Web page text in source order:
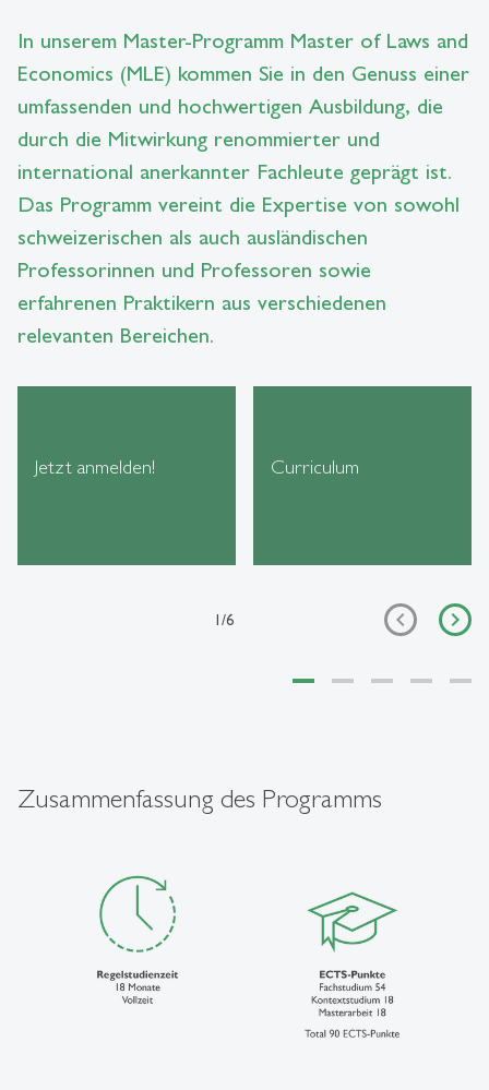
In unserem Master-Programm Master of Laws and
Economics (MLE) kommen Sie in den Genuss einer
umfassenden und hochwertigen Ausbildung, die
durch die Mitwirkung renommierter und
international anerkannter Fachleute geprägt ist.
Das Programm vereint die Expertise von sowohl
schweizerischen als auch ausländischen
Professorinnen und Professoren sowie
erfahrenen Praktikern aus verschiedenen
relevanten Bereichen.
Jetzt anmelden! Curriculum
1/6
Zusammenfassung des Programms